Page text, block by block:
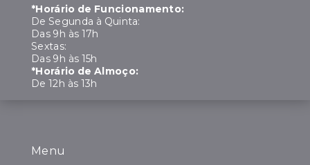
Menu
*Horário de Funcionamento:
De Segunda à Quinta:
Das 9h às 17h
Sextas:
Das 9h às 15h
*Horário de Almoço:
De 12h às 13h